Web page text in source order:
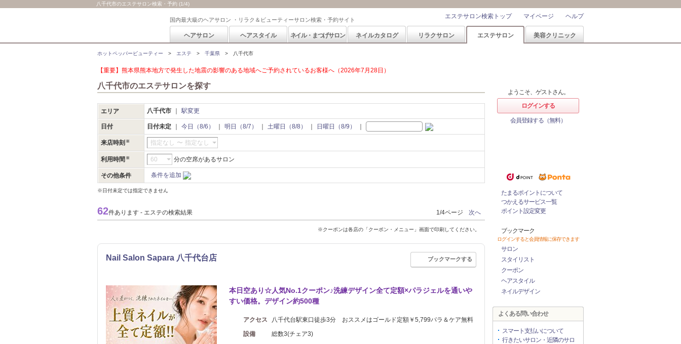
八千代市のエステサロン検索・予約 (1/4)
国内最大級のヘアサロン ・リラク＆ビューティーサロン検索・予約サイト ヘルプ
マイページ
エステサロン検索トップ
ヘアサロン ヘアスタイル ネイル・まつげサロン ネイルカタログ リラクサロン エステサロン 美容クリニック
ホットペッパービューティー エステ 千葉県 八千代市
【重要】熊本県熊本地方で発生した地震の影響のある地域へご予約されているお客様へ（2026年7月28日）
八千代市のエステサロンを探す
エリア 八千代市 駅変更
日付 日付未定 今日（8/6） 明日（8/7） 土曜日（8/8） 日曜日（8/9）
来店時刻 指定なし 〜 指定なし
利用時間 分の空席があるサロン
その他条件 条件を追加
※日付未定では指定できません
62件あります - エステの検索結果 1/4ページ 次へ
※クーポンは各店の「クーポン・メニュー」画面で印刷してください。
Nail Salon Sapara 八千代台店 ブックマークする
本日空あり☆人気No.1クーポン♪洗練デザイン全て定額×パラジェルを通いや
すい価格。デザイン約500種
アクセス
八千代台駅東口徒歩3分 おススメはゴールド定額￥5,799パラ＆ケア無料
設備
総数3(チェア3)
ようこそ、ゲストさん。
ログインする
会員登録する（無料）
たまるポイントについて
つかえるサービス一覧
ポイント設定変更
ブックマーク
ログインすると会員情報に保存できます
サロン
スタイリスト
クーポン
ヘアスタイル
ネイルデザイン
よくある問い合わせ
スマート支払いについて
行きたいサロン・近隣のサロ